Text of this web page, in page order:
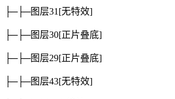
├─├─图层31[无特效]
├─├─图层30[正片叠底]
├─├─图层29[正片叠底]
├─├─图层43[无特效]